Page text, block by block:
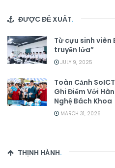
ĐƯỢC ĐỀ XUẤT.
Từ cựu sinh viên
truyền lửa”
JULY 9, 2025
Toàn Cảnh
Ghi Điểm Với
Nghệ Bách Khoa
MARCH 31, 2026
THỊNH HÀNH.